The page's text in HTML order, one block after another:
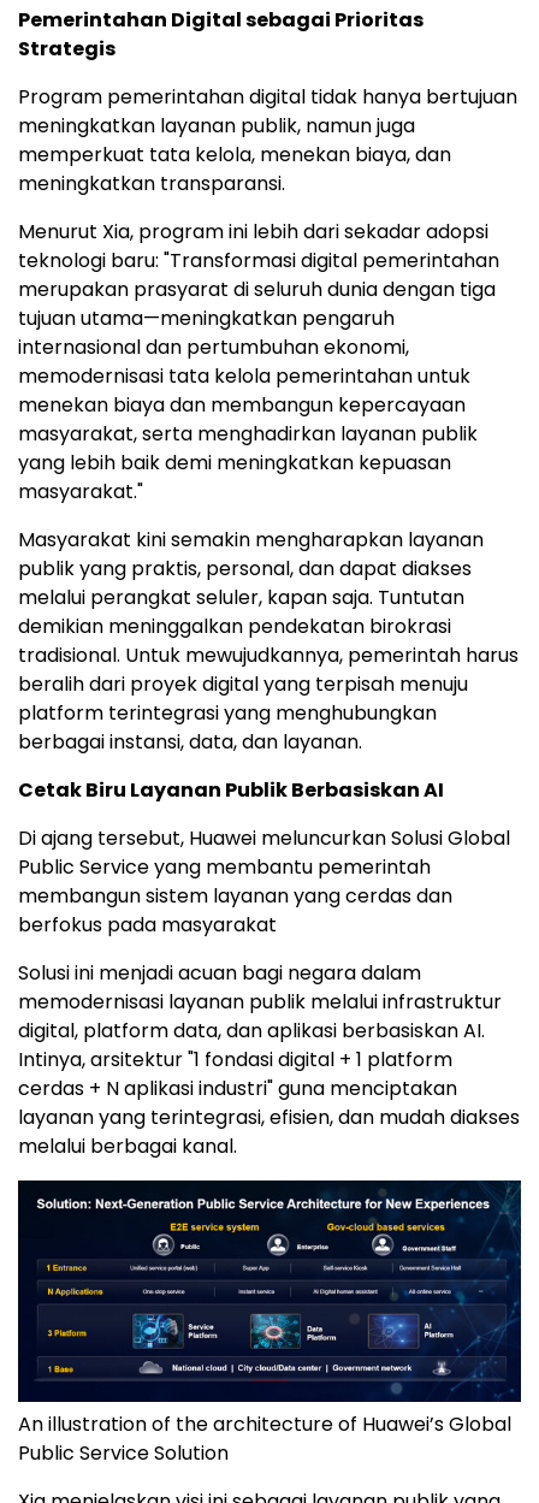
Pemerintahan Digital sebagai Prioritas
Strategis
Program pemerintahan digital tidak hanya bertujuan
meningkatkan layanan publik, namun juga
memperkuat tata kelola, menekan biaya, dan
meningkatkan transparansi.
Menurut Xia, program ini lebih dari sekadar adopsi
teknologi baru: "Transformasi digital pemerintahan
merupakan prasyarat di seluruh dunia dengan tiga
tujuan utama—meningkatkan pengaruh
internasional dan pertumbuhan ekonomi,
memodernisasi tata kelola pemerintahan untuk
menekan biaya dan membangun kepercayaan
masyarakat, serta menghadirkan layanan publik
yang lebih baik demi meningkatkan kepuasan
masyarakat."
Masyarakat kini semakin mengharapkan layanan
publik yang praktis, personal, dan dapat diakses
melalui perangkat seluler, kapan saja. Tuntutan
demikian meninggalkan pendekatan birokrasi
tradisional. Untuk mewujudkannya, pemerintah harus
beralih dari proyek digital yang terpisah menuju
platform terintegrasi yang menghubungkan
berbagai instansi, data, dan layanan.
Cetak Biru Layanan Publik Berbasiskan AI
Di ajang tersebut, Huawei meluncurkan Solusi Global
Public Service yang membantu pemerintah
membangun sistem layanan yang cerdas dan
berfokus pada masyarakat
Solusi ini menjadi acuan bagi negara dalam
memodernisasi layanan publik melalui infrastruktur
digital, platform data, dan aplikasi berbasiskan AI.
Intinya, arsitektur "1 fondasi digital + 1 platform
cerdas + N aplikasi industri" guna menciptakan
layanan yang terintegrasi, efisien, dan mudah diakses
melalui berbagai kanal.
An illustration of the architecture of Huawei’s Global
Public Service Solution